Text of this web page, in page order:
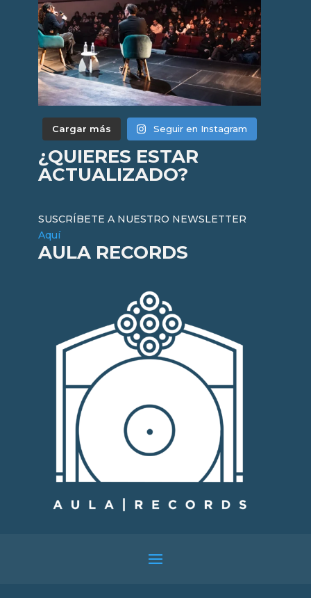
Cargar más Seguir en Instagram
¿QUIERES ESTAR
ACTUALIZADO?
SUSCRÍBETE A NUESTRO NEWSLETTER
Aquí
AULA RECORDS